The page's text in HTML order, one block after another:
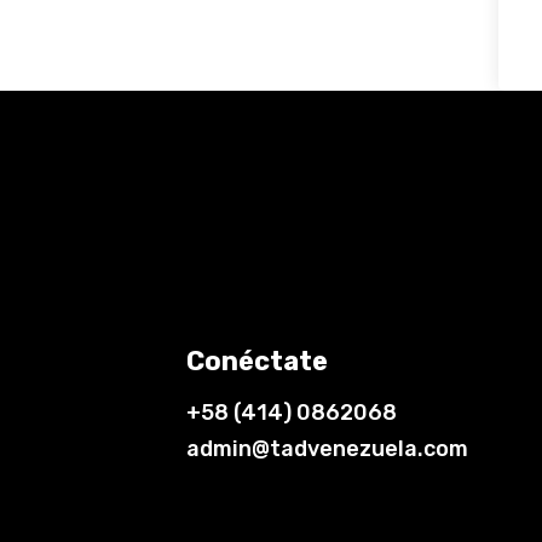
Conéctate
+58 (414) 0862068
admin@tadvenezuela.com